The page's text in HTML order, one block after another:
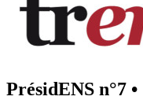
PrésidENS n°7 •